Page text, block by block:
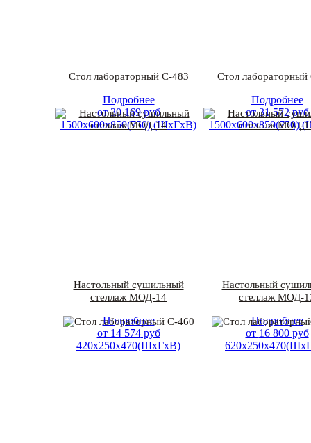
Стол лабораторный С-483
Подробнее
от30 169руб
1500х600х850(750) (ШхГхВ)
Стол лабораторный
Подробнее
от31 572руб
1500х600х850(750)
Настольный сушильный
стеллаж МОД-14
Подробнее
от 14 574руб
420х250х470(ШхГхВ)
Настольный
стеллаж МОД-
Подробнее
от 16 800руб